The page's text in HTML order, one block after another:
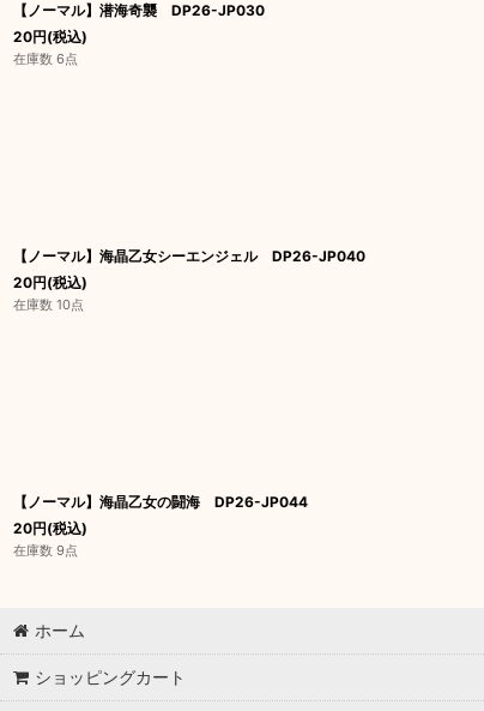
【ノーマル】潜海奇襲 DP26-JP030
20円(税込)
在庫数 6点
【ノーマル】海晶乙女シーエンジェル DP26-JP040
20円(税込)
在庫数 10点
【ノーマル】海晶乙女の闘海 DP26-JP044
20円(税込)
在庫数 9点
ホーム
ショッピングカート